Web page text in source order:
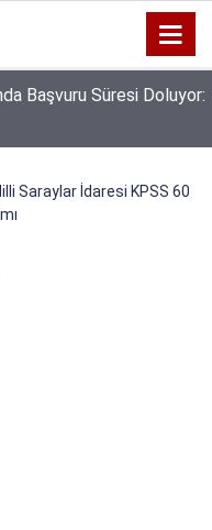
Başvuru Süresi Doluyor:
Saraylar İdaresi KPSS 60